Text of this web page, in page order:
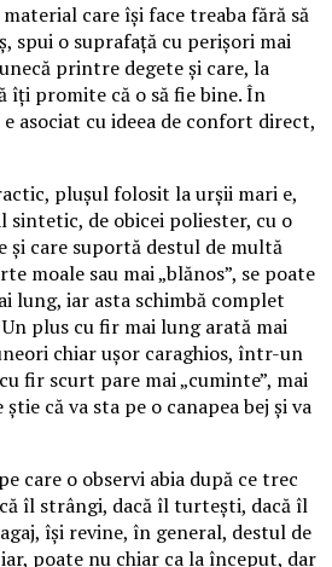
care își face treaba fără să
spui o suprafață cu perișori mai
printre degete și care, la
îți promite că o să fie bine. În
asociat cu ideea de confort direct,
plușul folosit la urșii mari e,
sintetic, de obicei poliester, cu o
și care suportă destul de multă
moale sau mai „blănos”, se poate
lung, iar asta schimbă complet
plus cu fir mai lung arată mai
chiar ușor caraghios, într-un
fir scurt pare mai „cuminte”, mai
că va sta pe o canapea bej și va
care o observi abia după ce trec
îl strângi, dacă îl turtești, dacă îl
își revine, în general, destul de
poate nu chiar ca la început, dar